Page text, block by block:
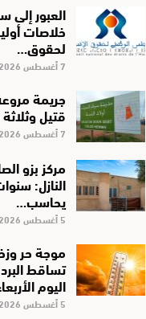
العبور إلى
خلاصات
لحقوق…
7 أغسطس 2026
جريمة
قتيل
7 أغسطس 2026
مركز بزو
النازل:
يحاسب…
5 أغسطس 2026
موجة حر
تساقط
اليوم
5 أغسطس 2026